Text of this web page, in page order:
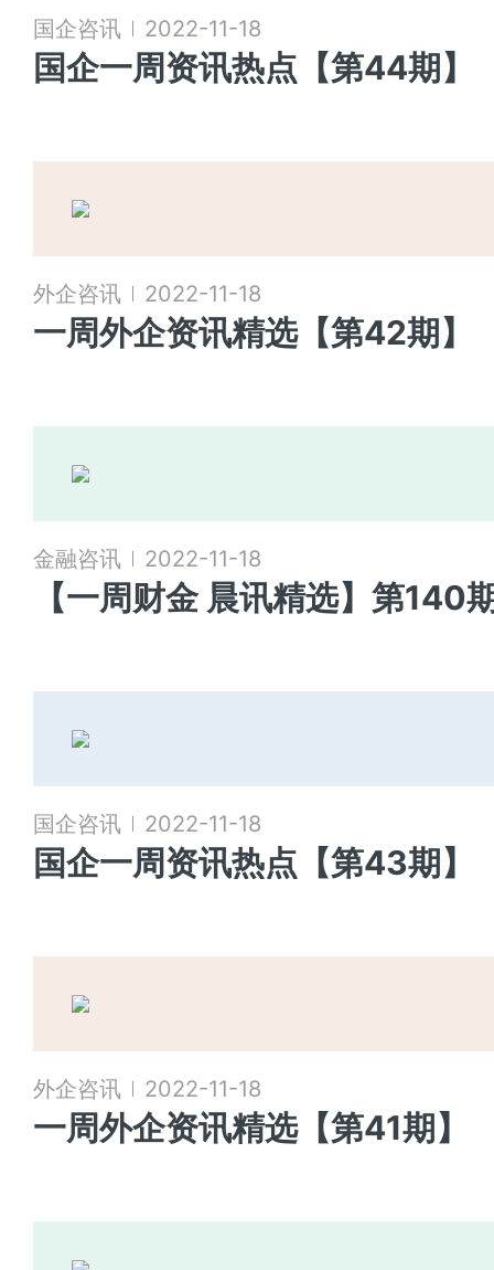
国企咨讯 2022-11-18
国企一周资讯热点【第44期】
外企咨讯 2022-11-18
一周外企资讯精选【第42期】
金融咨讯 2022-11-18
【一周财金 晨讯精选】第140
国企咨讯 2022-11-18
国企一周资讯热点【第43期】
外企咨讯 2022-11-18
一周外企资讯精选【第41期】